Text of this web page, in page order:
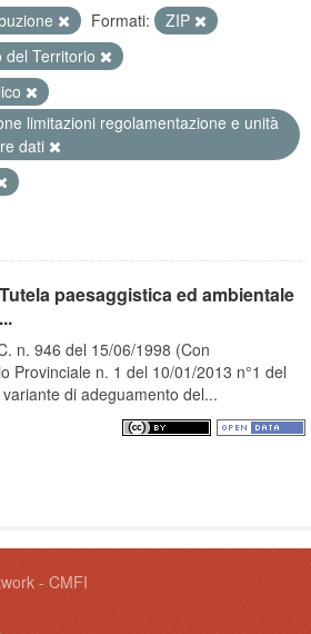
Formati:
ZIP
del Territorio
limitazioni regolamentazione e unità
dati
paesaggistica ed ambientale
n. 946 del 15/06/1998 (Con
Provinciale n. 1 del 10/01/2013 n°1 del
di adeguamento del...
- CMFI